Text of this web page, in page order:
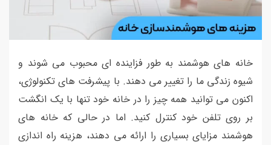
خانه های هوشمند به طور فزاینده ای محبوب می شوند و
شیوه زندگی ما را تغییر می دهند. با پیشرفت های تکنولوژی،
اکنون می توانید همه چیز را در خانه خود تنها با یک انگشت
بر روی تلفن خود کنترل کنید. اما در حالی که خانه های
هوشمند مزایای بسیاری را ارائه می دهند، هزینه راه اندازی